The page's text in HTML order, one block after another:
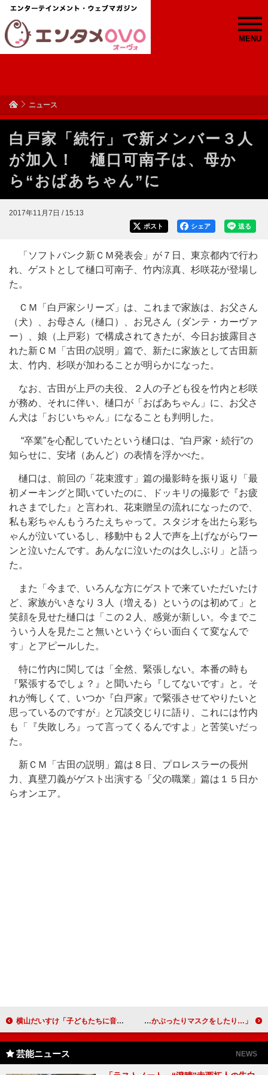
MENU
ニュース
白戸家「続行」で新メンバー３人
が加入！ 樋口可南子は、母か
ら“おばあちゃん”に
2017年11月7日 / 15:13
送る
シェア
ポスト
「ソフトバンク新ＣＭ発表会」が７日、東京都内で行わ
れ、ゲストとして樋口可南子、竹内涼真、杉咲花が登場し
た。
ＣＭ「白戸家シリーズ」は、これまで家族は、お父さん
（犬）、お母さん（樋口）、お兄さん（ダンテ・カーヴァ
ー）、娘（上戸彩）で構成されてきたが、今日お披露目さ
れた新ＣＭ「古田の説明」篇で、新たに家族として古田新
太、竹内、杉咲が加わることが明らかになった。
なお、古田が上戸の夫役、２人の子ども役を竹内と杉咲
が務め、それに伴い、樋口が「おばあちゃん」に、お父さ
ん犬は「おじいちゃん」になることも判明した。
“卒業”を心配していたという樋口は、“白戸家・続行”の
知らせに、安堵（あんど）の表情を浮かべた。
樋口は、前回の「花束渡す」篇の撮影時を振り返り「最
初メーキングと聞いていたのに、ドッキリの撮影で『お疲
れさまでした』と言われ、花束贈呈の流れになったので、
私も彩ちゃんもうろたえちゃって。スタジオを出たら彩ち
ゃんが泣いているし、移動中も２人で声を上げながらワー
ンと泣いたんです。あんなに泣いたのは久しぶり」と語っ
た。
また「今まで、いろんな方にゲストで来ていただいたけ
ど、家族がいきなり３人（増える）というのは初めて」と
笑顔を見せた樋口は「この２人、感覚が新しい。今までこ
ういう人を見たこと無いというぐらい面白くて変なんで
す」とアピールした。
特に竹内に関しては「全然、緊張しない。本番の時も
『緊張するでしょ？』と聞いたら『してないです』と。そ
れが悔しくて、いつか『白戸家』で緊張させてやりたいと
思っているのですが」と冗談交じりに語り、これには竹内
も「『失敗しろ』って言ってくるんですよ」と苦笑いだっ
た。
新ＣＭ「古田の説明」篇は８日、プロレスラーの長州
力、真壁刀義がゲスト出演する「父の職業」篇は１５日か
らオンエア。
横山だいすけ「子どもたちに音楽を伝えたい」 探検隊の衣装で、親子連れの前に登場 浅田真央、都内で電車移動も気付かれず 「帽子をかぶったりマスクをしたり…」
芸能ニュース NEWS